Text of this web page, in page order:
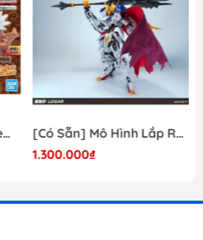
X-Mô hình Bandai Pokemon PLAMO COLLECTION Fossil Pokemon Series Tyrantrum
[Có Sẵn] Mô Hình Lắp Ráp 1/60 Barbatos Logar Wolf Remains Meavy Industries
1.300.000₫